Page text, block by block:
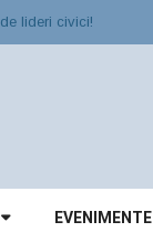
lideri civici!
EVENIMENTE